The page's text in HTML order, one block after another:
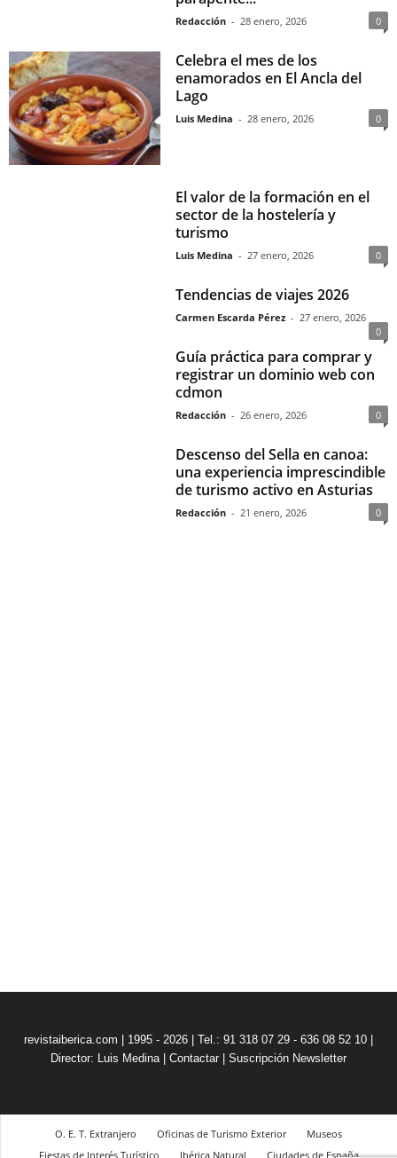
Redacción - 28 enero, 2026 0
Celebra el mes de los
enamorados en El Ancla del
Lago
Luis Medina - 28 enero, 2026 0
El valor de la formación en el
sector de la hostelería y
turismo
Luis Medina - 27 enero, 2026 0
Tendencias de viajes 2026
Carmen Escarda Pérez - 27 enero, 2026
0
Guía práctica para comprar y
registrar un dominio web con
cdmon
Redacción - 26 enero, 2026 0
Descenso del Sella en canoa:
una experiencia imprescindible
de turismo activo en Asturias
Redacción - 21 enero, 2026 0
revistaiberica.com | 1995 - 2026 | Tel.: 91 318 07 29 - 636 08 52 10 |
Director: Luis Medina| Contactar Suscripción Newsletter
O. E. T. Extranjero Oficinas de Turismo Exterior
Museos
Fiestas de Interés Turístico
Ibérica Natural Ciudades de España